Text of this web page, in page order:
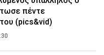
πέντε
(pics&vid)